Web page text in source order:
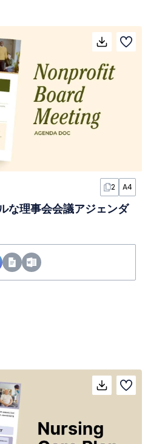
2 A4
な理事会会議アジェンダ